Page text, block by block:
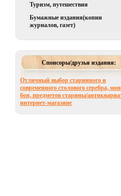
Туризм, путешествия
Бумажные издания(копии
журналов, газет)
Спонсоры/друзья издания:
Отличный выбор старинного и
современного столового серебра,
бон, предметов старины/
интернет-магазине